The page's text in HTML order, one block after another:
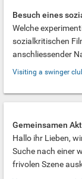
Besuch eines
Welche
sozialkritischen
anschliessender
Visiting a swinger
Gemeinsamen
Hallo ihr Lieben,
Suche nach einer
frivolen Szene